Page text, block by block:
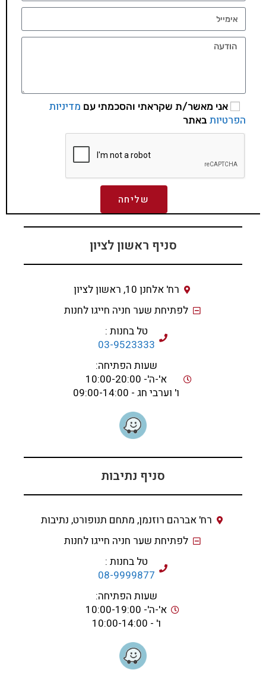
אני מאשר/ת שקראתי והסכמתי עם מדיניות
הפרטיות באתר
שליחה
סניף ראשון לציון
רח' אלחנן 10, ראשון לציון
לפתיחת שער חניה חייגו לחנות
טל בחנות :
03-9523333
שעות הפתיחה:
א'-ה'- 10:00-20:00
ו' וערבי חג - 09:00-14:00
סניף נתיבות
רח' אברהם רוזנמן, מתחם תנופורט, נתיבות
לפתיחת שער חניה חייגו לחנות
טל בחנות :
08-9999877
שעות הפתיחה:
א'-ה'- 10:00-19:00
ו' - 10:00-14:00